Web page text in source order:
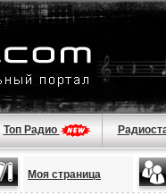
Топ Радио
Моя страница